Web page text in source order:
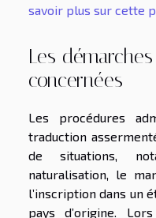
savoir plus sur cette
Les
concernées
Les procédures
traduction
de situations,
naturalisation, le
l’inscription dans un
pays d’origine.